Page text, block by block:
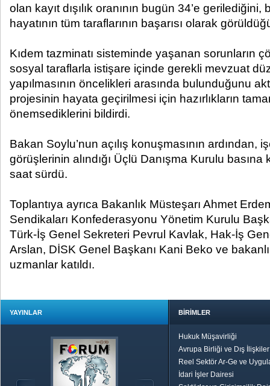
olan kayıt dışılık oranının bugün 34’e
hayatının tüm taraflarının başarısı olarak
Kıdem tazminatı sisteminde yaşanan sorunların
sosyal taraflarla istişare içinde gerekli mevzuat
yapılmasının öncelikleri arasında bulunduğunu
projesinin hayata geçirilmesi için hazırlıkların
önemsediklerini bildirdi.
Bakan Soylu’nun açılış konuşmasının ardından,
görüşlerinin alındığı Üçlü Danışma Kurulu basına
saat sürdü.
Toplantıya ayrıca Bakanlık Müsteşarı Ahmet
Sendikaları Konfederasyonu Yönetim Kurulu
Türk-İş Genel Sekreteri Pevrul Kavlak, Hak-İş
Arslan, DİSK Genel Başkanı Kani Beko ve
uzmanlar katıldı.
YAYINLAR BİRİMLER
Hukuk Müşavirliği
Avrupa Birliği ve Dış
Reel Sektör Ar-Ge ve
İdari İşler Dairesi